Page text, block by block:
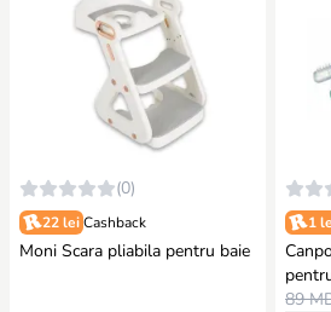
(0)
22 lei Cashback
Moni Scara pliabila pentru baie
1
89